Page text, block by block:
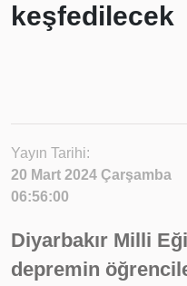
keşfedilecek
Yayın Tarihi:
20 Mart 2024 Çarşamba
06:56:00
Diyarbakır Milli
depremin